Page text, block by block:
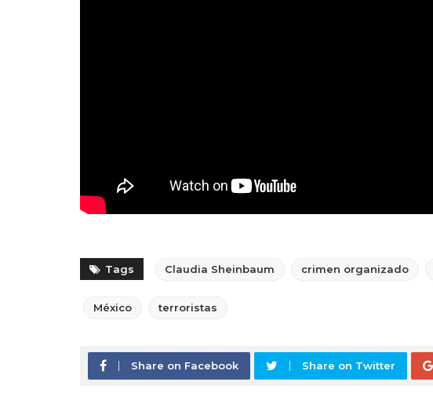
Tags Claudia Sheinbaum crimen organizado
México terroristas
Share on Facebook Share on Twitter